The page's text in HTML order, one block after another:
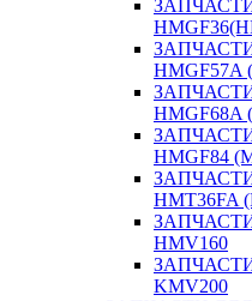
HMGF57A
HMGF68A
HMGF84
HMT36FA
HMV160
KMV200